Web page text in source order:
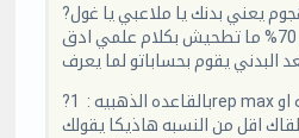
?لهنا كيف نقولو عالي الهجوم يعني بدنك يا ملاعبي يا غول
لازمو يكون ديما في 70% ما تطحيش بكلام علمي ادق
البدني يقوم بحساباتو لما يعرف
?بالقاعده الذهبيه : 1rep max كقوه عضليه لكل عضله او
اقل من النسبه هاذيكا يقولك